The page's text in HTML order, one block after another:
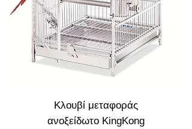
Κλουβί μεταφοράς
ανοξείδωτο KingKong